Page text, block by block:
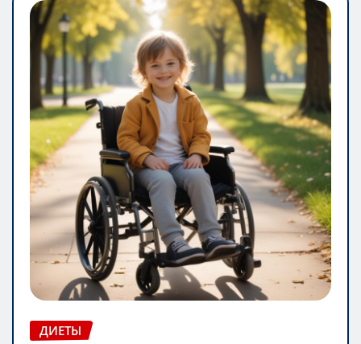
ДИЕТЫ